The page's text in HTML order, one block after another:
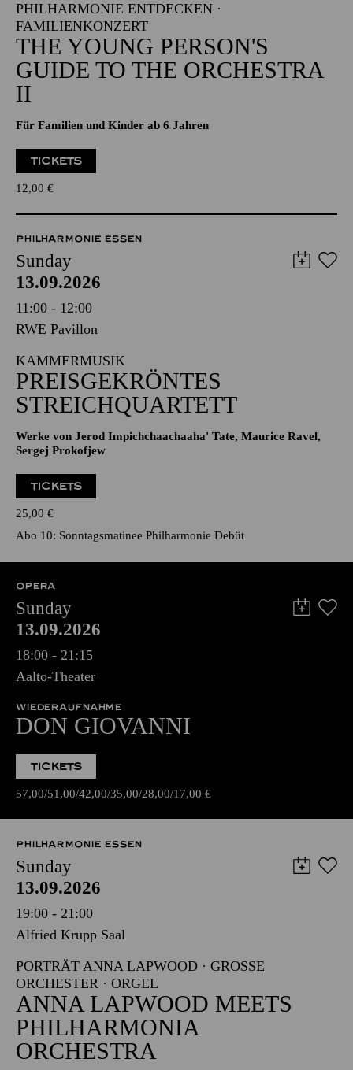
PHILHARMONIE ENTDECKEN ·
FAMILIENKONZERT
THE YOUNG PERSON'S
GUIDE TO THE ORCHESTRA
II
Für Familien und Kinder ab 6 Jahren
TICKETS
12,00 €
PHILHARMONIE ESSEN
Sunday
13.09.2026
11:00 - 12:00
RWE Pavillon
KAMMERMUSIK
PREISGEKRÖNTES
STREICHQUARTETT
Werke von Jerod Impichchaachaaha' Tate, Maurice Ravel,
Sergej Prokofjew
TICKETS
25,00 €
Abo 10: Sonntagsmatinee Philharmonie Debüt
OPERA
Sunday
13.09.2026
18:00 - 21:15
Aalto-Theater
WIEDERAUFNAHME
DON GIOVANNI
TICKETS
57,00 51,00 42,00 35,00 28,00 17,00 €
PHILHARMONIE ESSEN
Sunday
13.09.2026
19:00 - 21:00
Alfried Krupp Saal
PORTRÄT ANNA LAPWOOD · GROSSE O
RCHESTER · ORGEL
ANNA LAPWOOD MEETS
PHILHARMONIA
ORCHESTRA